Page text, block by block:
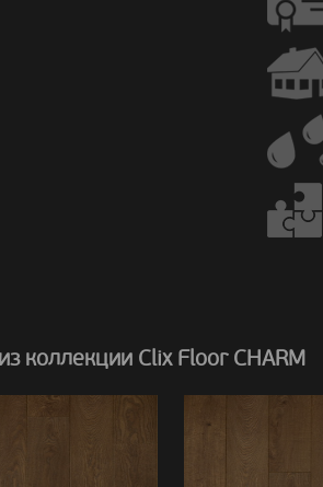
коллекции Clix Floor CHARM